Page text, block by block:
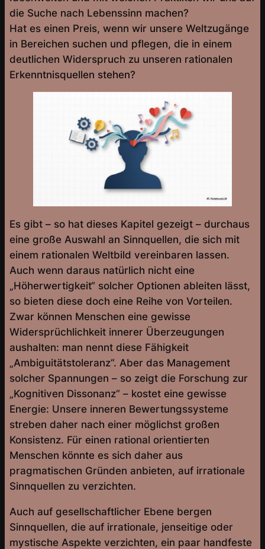
die Suche nach Lebenssinn machen?
Hat es einen Preis, wenn wir unsere Weltzugänge
in Bereichen suchen und pflegen, die in einem
deutlichen Widerspruch zu unseren rationalen
Erkenntnisquellen stehen?
Es gibt – so hat dieses Kapitel gezeigt – durchaus
eine große Auswahl an Sinnquellen, die sich mit
einem rationalen Weltbild vereinbaren lassen.
Auch wenn daraus natürlich nicht eine
„Höherwertigkeit“ solcher Optionen ableiten lässt,
so bieten diese doch eine Reihe von Vorteilen.
Zwar können Menschen eine gewisse
Widersprüchlichkeit innerer Überzeugungen
aushalten: man nennt diese Fähigkeit
„Ambiguitätstoleranz“. Aber das Management
solcher Spannungen – so zeigt die Forschung zur
„Kognitiven Dissonanz“ – kostet eine gewisse
Energie: Unsere inneren Bewertungssysteme
streben daher nach einer möglichst großen
Konsistenz. Für einen rational orientierten
Menschen könnte es sich daher aus
pragmatischen Gründen anbieten, auf irrationale
Sinnquellen zu verzichten.
Auch auf gesellschaftlicher Ebene bergen
Sinnquellen, die auf irrationale, jenseitige oder
mystische Aspekte verzichten, ein paar handfeste